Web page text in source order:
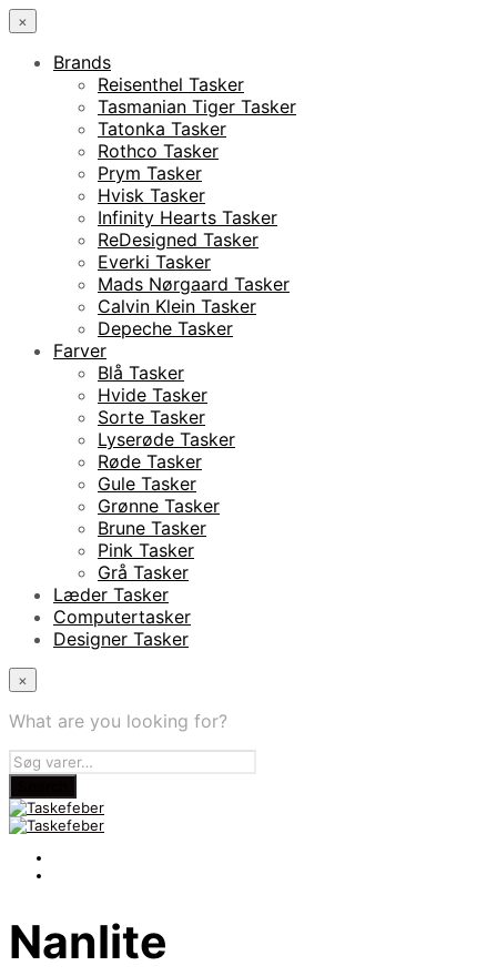
×
Brands
Reisenthel Tasker
Tasmanian Tiger Tasker
Tatonka Tasker
Rothco Tasker
Prym Tasker
Hvisk Tasker
Infinity Hearts Tasker
ReDesigned Tasker
Everki Tasker
Mads Nørgaard Tasker
Calvin Klein Tasker
Depeche Tasker
Farver
Blå Tasker
Hvide Tasker
Sorte Tasker
Lyserøde Tasker
Røde Tasker
Gule Tasker
Grønne Tasker
Brune Tasker
Pink Tasker
Grå Tasker
Læder Tasker
Computertasker
Designer Tasker
×
What are you looking for?
Nanlite